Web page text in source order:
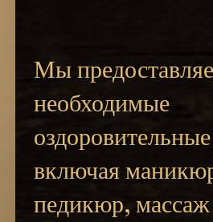
Мы
необходимые
включая
педикюр,